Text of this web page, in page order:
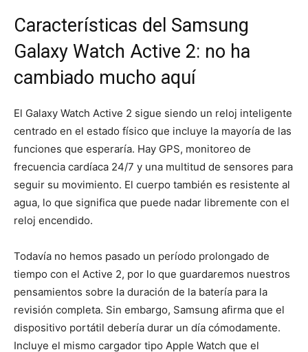
Características del Samsung
Galaxy Watch Active 2: no ha
cambiado mucho aquí
El Galaxy Watch Active 2 sigue siendo un reloj inteligente
centrado en el estado físico que incluye la mayoría de las
funciones que esperaría. Hay GPS, monitoreo de
frecuencia cardíaca 24/7 y una multitud de sensores para
seguir su movimiento. El cuerpo también es resistente al
agua, lo que significa que puede nadar libremente con el
reloj encendido.
Todavía no hemos pasado un período prolongado de
tiempo con el Active 2, por lo que guardaremos nuestros
pensamientos sobre la duración de la batería para la
revisión completa. Sin embargo, Samsung afirma que el
dispositivo portátil debería durar un día cómodamente.
Incluye el mismo cargador tipo Apple Watch que el